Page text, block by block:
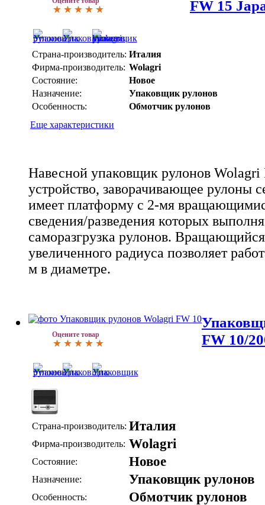
FW 15
Страна-производитель: Италия
Фирма-производитель: Wolagri
Состояние:
Новое
Назначение:
Упаковщик рулонов
Особенность:
Обмотчик рулонов
Еще характеристики
Навесной упаковщик рулонов Wolagri
устройство, заворачивающее рулоны
имеет платформу с 2-мя
сведения/разведения которых
саморазгрузка рулонов.
увеличенного радиуса позволяет
м в диаметре.
Оцените товар
FW 10/
Страна-производитель: Италия
Фирма-производитель: Wolagri
Состояние: Новое
Назначение: Упаковщик рулонов
Особенность: Обмотчик рулонов